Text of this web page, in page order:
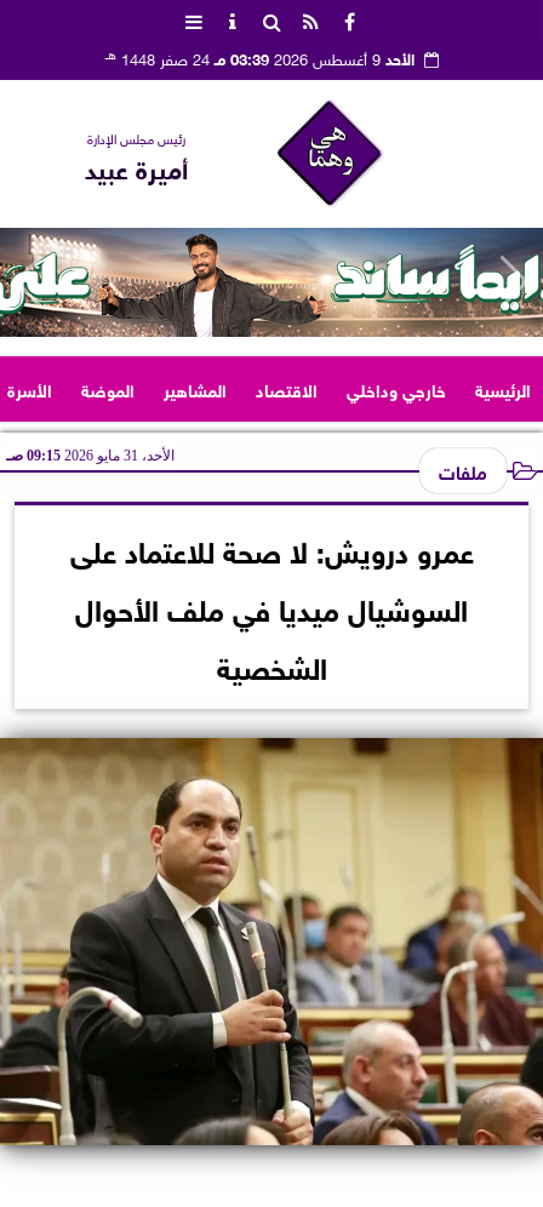
الأحد9 أغسطس 2026 03:39 مـ 24 صفر 1448 هـ
رئيس مجلس الإدارة
أميرة عبيد
الرئيسية خارجي وداخلي الاقتصاد المشاهير الموضة الأسرة
ملفات الأحد، 31 مايو 2026 09:15 صـ
عمرو درويش: لا صحة للاعتماد على
السوشيال ميديا في ملف الأحوال
الشخصية